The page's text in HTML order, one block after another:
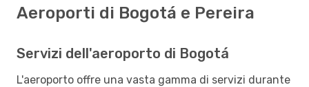
Aeroporti di Bogotá e Pereira
Servizi dell'aeroporto di Bogotá
L'aeroporto offre una vasta gamma di servizi durante